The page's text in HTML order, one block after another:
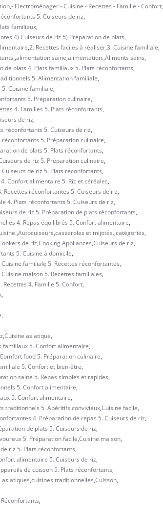
,- Electroménager - Cuisine - Recettes - Famille - Confort,
5. Cuiseurs de riz,
familiaux,
4) Cuiseurs de riz 5) Préparation de plats,
,2. Recettes faciles à réaliser,3. Cuisine familiale,
,alimentation saine,alimentation.,Aliments sains,
de plats 4. Plats familiaux 5. Plats réconfortants,
5. Alimentation familiale,
Cuisine familiale,
5. Préparation culinaire,
4. Familles 5. Plats réconfortants,
de riz,
réconfortants 5. Cuiseurs de riz,
5. Préparation culinaire,
de plats 5. Plats réconfortants,
de riz 5. Préparation culinaire,
de riz 5. Plats réconfortants,
Confort alimentaire 5. Riz et céréales,
réconfortantes 5. Cuiseurs de riz,
4. Plats réconfortants 5. Cuiseurs de riz,
de riz 5. Préparation de plats réconfortants,
4. Repas équilibrés 5. Confort alimentaire,
,Autocuiseurs,casseroles et mijotés.,catégories,
de riz,Cooking Appliances,Cuiseurs de riz,
5. Cuisine à domicile,
familiale 5. Recettes réconfortantes,
maison 5. Recettes familiales,
4. Famille 5. Confort,
,
,
,Cuisine asiatique,
familiaux 5. Confort alimentaire,
food 5. Préparation culinaire,
5. Confort et bien-être,
saine 5. Repas simples et rapides,
5. Confort alimentaire,
5. Confort alimentaire,
traditionnels 5. Apéritifs conviviaux,Cuisine facile,
4. Préparation de repas 5. Cuiseurs de riz,
de plats 5. Cuiseurs de riz,
5. Préparation facile,Cuisine maison,
riz 5. Plats réconfortants,
alimentaire 5. Cuiseurs de riz,
de cuisson 5. Plats réconfortants,
asiatiques,cuisines traditionnelles,Cuisson,
,